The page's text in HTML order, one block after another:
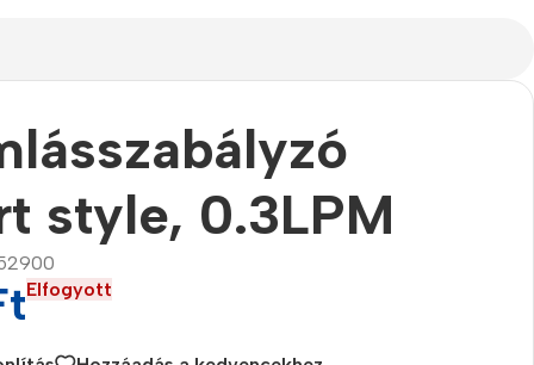
style, 0.3LPM
Elfogyott